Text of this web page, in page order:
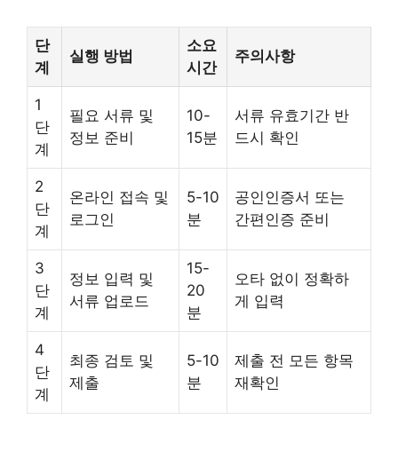
단
계
실행 방법
소요
시간
주의사항
1
단
계
필요 서류 및
정보 준비
10-
15분
서류 유효기간 반
드시 확인
2
단
계
온라인 접속 및
로그인
5-10
분
공인인증서 또는
간편인증 준비
3
단
계
정보 입력 및
서류 업로드
15-
20
분
오타 없이 정확하
게 입력
4
단
계
최종 검토 및
제출
5-10
분
제출 전 모든 항목
재확인